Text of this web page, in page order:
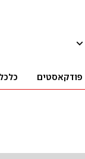
פודקאסטים